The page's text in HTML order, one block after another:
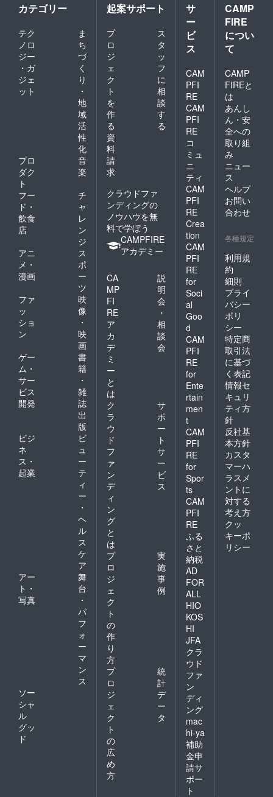
カテゴリー
テク
ノロ
ジー
・ガ
ジェ
ット
ま
ち
づ
く
り
・
地
域
活
性
化
プロ
ダク
ト
音
楽
フー
ド・
飲食
店
チ
ャ
レ
ン
ジ
アニ
メ・
漫画
ス
ポ
ー
ツ
ファ
ッ
ショ
ン
映
像
・
映
画
ゲー
ム・
サー
ビス
開発
書
籍
・
雑
誌
出
版
ビジ
ネ
ス・
起業
ビ
ュ
ー
テ
ィ
ー
・
ヘ
ル
ス
ケ
ア
アー
ト・
写真
舞
台
・
パ
フ
ォ
ー
マ
ン
ス
ソー
シャ
ル
グッ
ド
起案サポート
プ
ロ
ジ
ェ
ク
ト
を
作
る
ス
タ
ッ
フ
に
相
談
す
る
資
料
請
求
クラウドファ
ンディングの
ノウハウを無
料で学ぼう
CAMPFIRE
アカデミー
CA
MP
FI
RE
ア
カ
デ
ミ
ー
と
は
説
明
会
・
相
談
会
ク
ラ
ウ
ド
フ
ァ
ン
デ
ィ
ン
グ
と
は
サ
ポ
ー
ト
サ
ー
ビ
ス
プ
ロ
ジ
ェ
ク
ト
の
作
り
方
実
施
事
例
プ
ロ
ジ
ェ
ク
ト
の
広
め
方
統
計
デ
ー
タ
サ
ー
ビ
ス
CAM
PFI
RE
CAM
PFI
RE
コ
ミュ
ニ
ティ
CAM
PFI
RE
Crea
tion
CAM
PFI
RE
for
Soci
al
Goo
d
CAM
PFI
RE
for
Ente
rtain
men
t
CAM
PFI
RE
for
Spor
ts
CAM
PFI
RE
ふる
さと
納税
AD
FOR
ALL
HIO
KOS
HI
JFA
クラ
ウド
ファ
ン
ディ
ング
mac
hi-ya
補助
金申
請サ
ポー
ト
CAMP
FIRE
につい
て
CAMP
FIREと
は
あんし
ん・安
全への
取り組
み
ニュー
ス
ヘルプ
お問い
合わせ
各種規定
利用規
約
細則
プライ
バシー
ポリ
シー
特定商
取引法
に基づ
く表記
情報セ
キュリ
ティ方
針
反社基
本方針
カスタ
マーハ
ラスメ
ントに
対する
考え方
クッ
キーポ
リシー